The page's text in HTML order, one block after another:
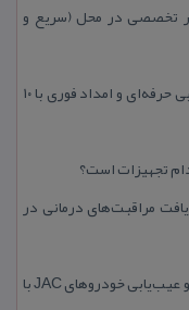
تخصصی در محل (سریع و
تعمیرگاه تخصصی كوییك در مشهد | عیب‌یابی حرفه‌ای و امداد فوری با ۱۰
مراقبت‌های درمانی در
امداد خودرو جك در مشهد | تعمیر تخصصی و عیب‌یابی خودروهای JAC با